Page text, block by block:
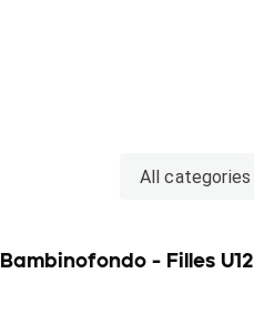
All categories
Bambinofondo - Filles U12